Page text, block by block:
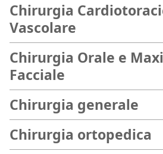
Chirurgia
Vascolare
Chirurgia Orale e
Facciale
Chirurgia generale
Chirurgia ortopedica